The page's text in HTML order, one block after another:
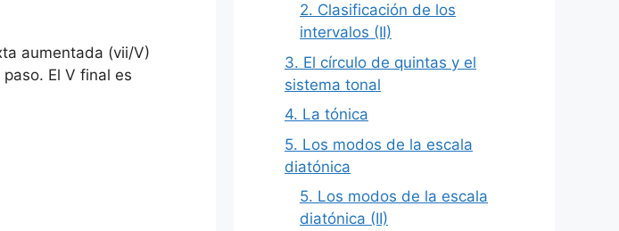
aumentada (vii/V)
El V final es
2. Clasificación de los
intervalos (II)
3. El círculo de quintas y el
sistema tonal
4. La tónica
5. Los modos de la escala
diatónica
5. Los modos de la escala
diatónica (II)